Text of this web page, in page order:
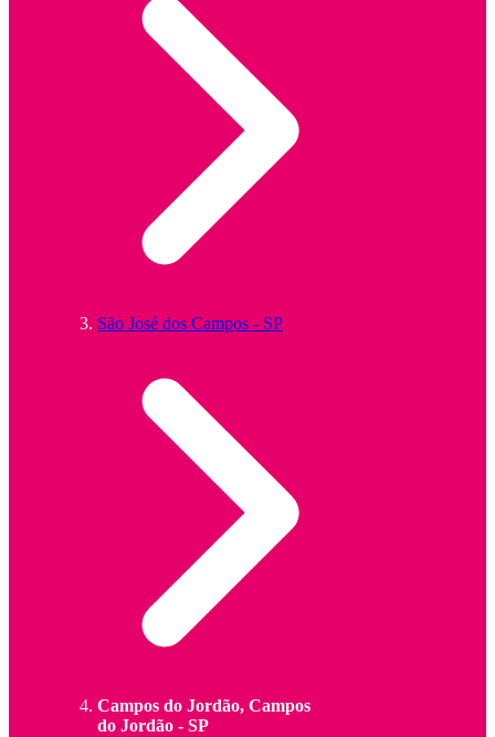
São José dos Campos - SP
Campos do Jordão, Campos
do Jordão - SP